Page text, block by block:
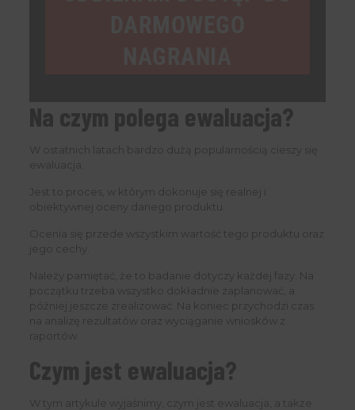
Na czym polega ewaluacja?
W ostatnich latach bardzo dużą popularnością cieszy się
ewaluacja.
Jest to proces, w którym dokonuje się realnej i
obiektywnej oceny danego produktu.
Ocenia się przede wszystkim wartość tego produktu oraz
jego cechy.
Należy pamiętać, że to badanie dotyczy każdej fazy. Na
początku trzeba wszystko dokładnie zaplanować, a
później jeszcze zrealizować. Na koniec przychodzi czas
na analizę rezultatów oraz wyciąganie wniosków z
raportów.
Czym jest ewaluacja?
W tym artykule wyjaśnimy, czym jest ewaluacja, a także